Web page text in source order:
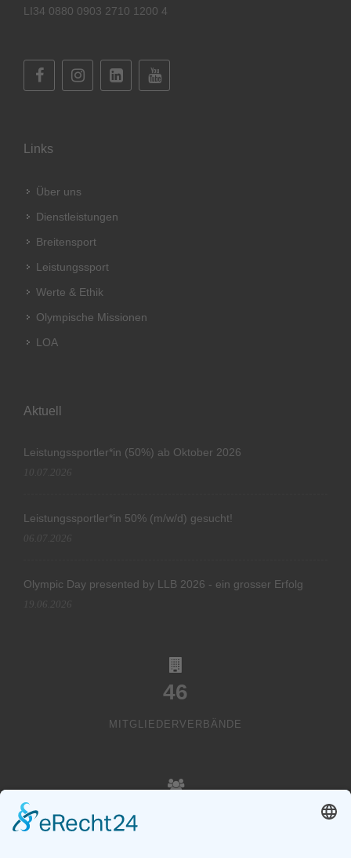
LI34 0880 0903 2710 1200 4
Links
Über uns
Dienstleistungen
Breitensport
Leistungssport
Werte & Ethik
Olympische Missionen
LOA
Aktuell
Leistungssportler*in (50%) ab Oktober 2026
10.07.2026
Leistungssportler*in 50% (m/w/d) gesucht!
06.07.2026
Olympic Day presented by LLB 2026 - ein grosser Erfolg
19.06.2026
46
MITGLIEDERVERBÄNDE